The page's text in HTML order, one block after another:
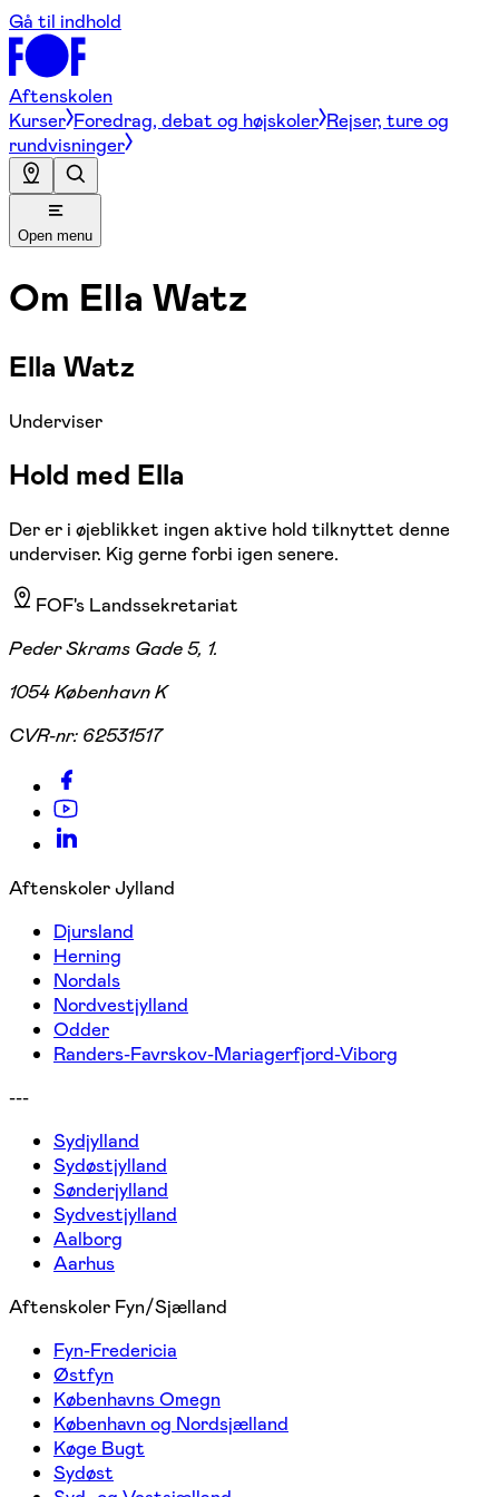
Gå til indhold
Aftenskolen
Kurser Foredrag, debat og højskoler Rejser, ture og
rundvisninger
Open menu
Om Ella Watz
Ella Watz
Underviser
Hold med Ella
Der er i øjeblikket ingen aktive hold tilknyttet denne
underviser. Kig gerne forbi igen senere.
FOF's Landssekretariat
Peder Skrams Gade 5, 1.
1054 København K
CVR-nr: 62531517
Aftenskoler Jylland
Djursland
Herning
Nordals
Nordvestjylland
Odder
Randers-Favrskov-Mariagerfjord-Viborg
---
Sydjylland
Sydøstjylland
Sønderjylland
Sydvestjylland
Aalborg
Aarhus
Aftenskoler Fyn/Sjælland
Fyn-Fredericia
Østfyn
Københavns Omegn
København og Nordsjælland
Køge Bugt
Sydøst